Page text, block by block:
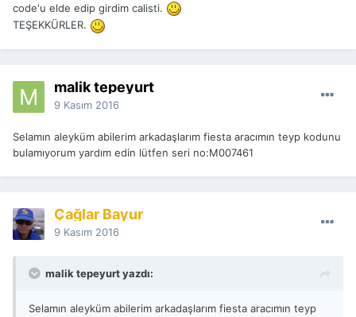
code'u elde edip girdim calisti.
TEŞEKKÜRLER.
malik tepeyurt
9 Kasım 2016
Selamın aleyküm abilerim arkadaşlarım fiesta aracımın teyp kodunu
bulamıyorum yardım edin lütfen seri no:M007461
Çağlar Bayur
9 Kasım 2016
malik tepeyurt yazdı:
Selamın aleyküm abilerim arkadaşlarım fiesta aracımın teyp